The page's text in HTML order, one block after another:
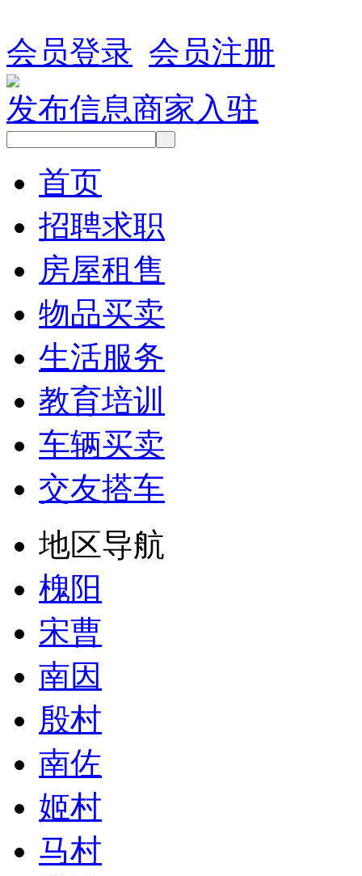
会员登录 会员注册
发布信息商家入驻
首页
招聘求职
房屋租售
物品买卖
生活服务
教育培训
车辆买卖
交友搭车
地区导航
槐阳
宋曹
南因
殷村
南佐
姬村
马村